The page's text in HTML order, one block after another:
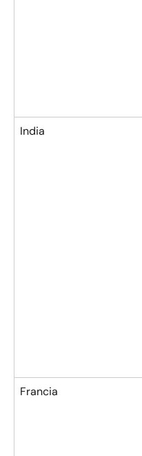
India
Francia